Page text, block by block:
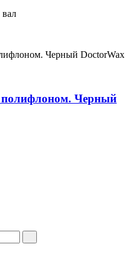
полифлоном. Черный